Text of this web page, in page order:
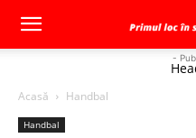
-
Acasă Handbal
Handbal